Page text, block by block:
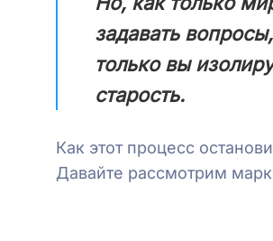
задавать
только вы
старость.
Как этот процесс
Давайте рассмотрим